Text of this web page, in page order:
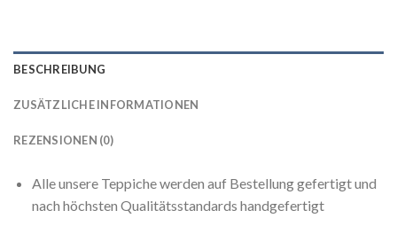
BESCHREIBUNG
ZUSÄTZLICHE INFORMATIONEN
REZENSIONEN (0)
Alle unsere Teppiche werden auf Bestellung gefertigt und
nach höchsten Qualitätsstandards handgefertigt